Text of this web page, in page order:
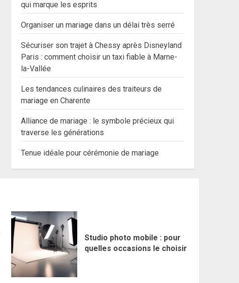
qui marque les esprits
Organiser un mariage dans un délai très serré
Sécuriser son trajet à Chessy après Disneyland
Paris : comment choisir un taxi fiable à Marne-
la-Vallée
Les tendances culinaires des traiteurs de
mariage en Charente
Alliance de mariage : le symbole précieux qui
traverse les générations
Tenue idéale pour cérémonie de mariage
Studio photo mobile : pour
quelles occasions le choisir